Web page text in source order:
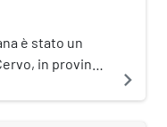
associazioni
e
è stato un
in provincia
al Castello.
navigate_next